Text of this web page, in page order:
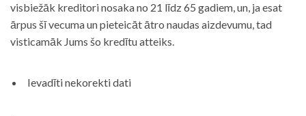
visbiežāk kreditori nosaka no 21 līdz 65 gadiem, un, ja esat
ārpus šī vecuma un pieteicāt ātro naudas aizdevumu, tad
visticamāk Jums šo kredītu atteiks.
Ievadīti nekorekti dati